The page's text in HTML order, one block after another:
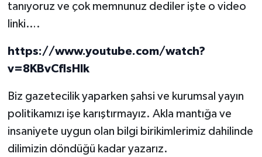
tanıyoruz ve çok memnunuz dediler işte o video
linki….
https://www.youtube.com/watch?
v=8KBvCflsHIk
Biz gazetecilik yaparken şahsi ve kurumsal yayın
politikamızı işe karıştırmayız. Akla mantığa ve
insaniyete uygun olan bilgi birikimlerimiz dahilinde
dilimizin döndüğü kadar yazarız.